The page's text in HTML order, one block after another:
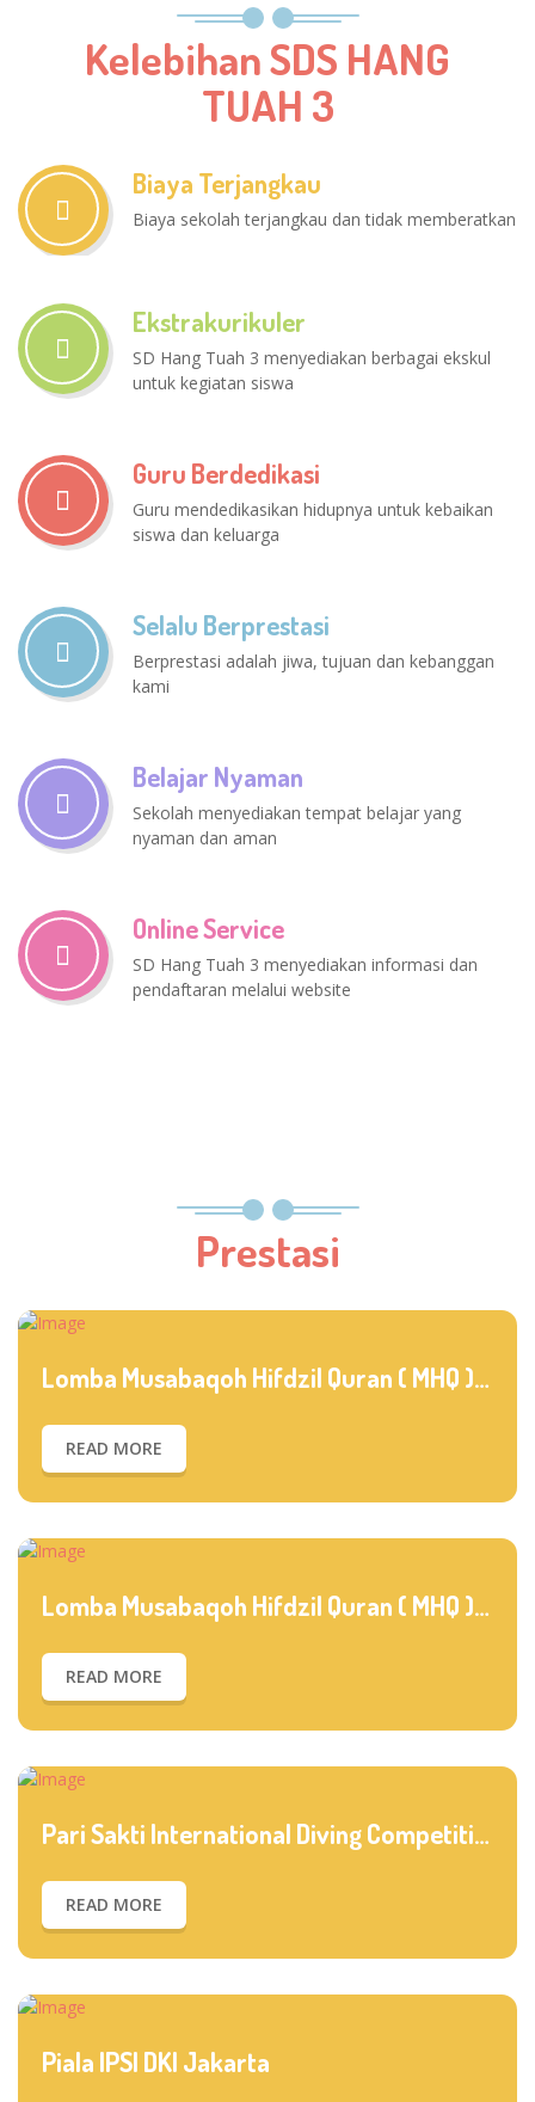
Kelebihan SDS HANG
TUAH 3
Biaya Terjangkau
Biaya sekolah terjangkau dan tidak memberatkan
Ekstrakurikuler
SD Hang Tuah 3 menyediakan berbagai ekskul
untuk kegiatan siswa
Guru Berdedikasi
Guru mendedikasikan hidupnya untuk kebaikan
siswa dan keluarga
Selalu Berprestasi
Berprestasi adalah jiwa, tujuan dan kebanggan
kami
Belajar Nyaman
Sekolah menyediakan tempat belajar yang
nyaman dan aman
Online Service
SD Hang Tuah 3 menyediakan informasi dan
pendaftaran melalui website
Prestasi
Lomba Musabaqoh Hifdzil Quran ( MHQ ) Kategori SD
READ MORE
Lomba Musabaqoh Hifdzil Quran ( MHQ ) Kategori SD
READ MORE
Pari Sakti International Diving Competition
READ MORE
Piala IPSI DKI Jakarta